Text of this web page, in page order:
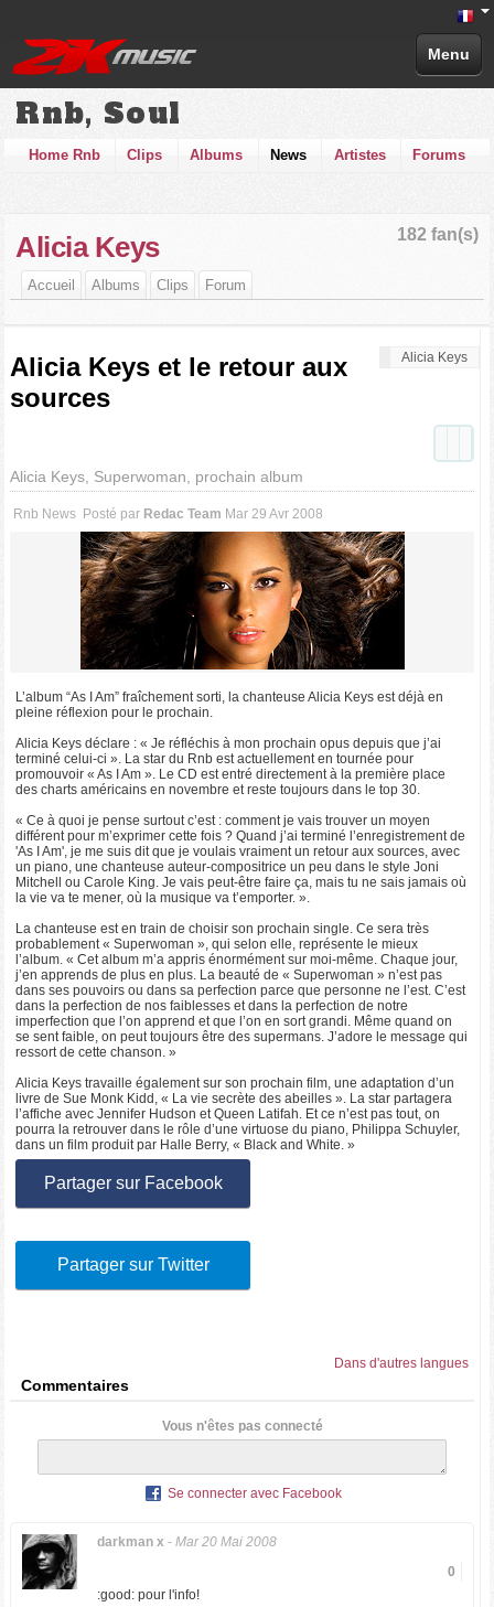
Menu
Rnb, Soul
Home Rnb Clips Albums News Artistes Forums
182 fan(s)
Alicia Keys
Accueil Albums Clips Forum
Alicia Keys
Alicia Keys et le retour aux
sources
Alicia Keys, Superwoman, prochain album
Rnb News Posté par Redac Team Mar 29 Avr 2008
L’album “As I Am” fraîchement sorti, la chanteuse Alicia Keys est déjà en
pleine réflexion pour le prochain.
Alicia Keys déclare : « Je réfléchis à mon prochain opus depuis que j’ai
terminé celui-ci ». La star du Rnb est actuellement en tournée pour
promouvoir « As I Am ». Le CD est entré directement à la première place
des charts américains en novembre et reste toujours dans le top 30.
« Ce à quoi je pense surtout c’est : comment je vais trouver un moyen
différent pour m’exprimer cette fois ? Quand j’ai terminé l’enregistrement de
'As I Am', je me suis dit que je voulais vraiment un retour aux sources, avec
un piano, une chanteuse auteur-compositrice un peu dans le style Joni
Mitchell ou Carole King. Je vais peut-être faire ça, mais tu ne sais jamais où
la vie va te mener, où la musique va t’emporter. ».
La chanteuse est en train de choisir son prochain single. Ce sera très
probablement « Superwoman », qui selon elle, représente le mieux
l’album. « Cet album m’a appris énormément sur moi-même. Chaque jour,
j’en apprends de plus en plus. La beauté de « Superwoman » n’est pas
dans ses pouvoirs ou dans sa perfection parce que personne ne l’est. C’est
dans la perfection de nos faiblesses et dans la perfection de notre
imperfection que l’on apprend et que l’on en sort grandi. Même quand on
se sent faible, on peut toujours être des supermans. J’adore le message qui
ressort de cette chanson. »
Alicia Keys travaille également sur son prochain film, une adaptation d’un
livre de Sue Monk Kidd, « La vie secrète des abeilles ». La star partagera
l’affiche avec Jennifer Hudson et Queen Latifah. Et ce n’est pas tout, on
pourra la retrouver dans le rôle d’une virtuose du piano, Philippa Schuyler,
dans un film produit par Halle Berry, « Black and White. »
Partager sur Facebook
Partager sur Twitter
Dans d'autres langues
Commentaires
Vous n'êtes pas connecté
Se connecter avec Facebook
darkman x - Mar 20 Mai 2008
0
:good: pour l'info!